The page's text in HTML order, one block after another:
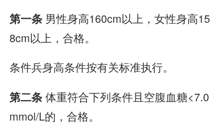
第一条 男性身高160cm以上，女性身高15
8cm以上，合格。
条件兵身高条件按有关标准执行。
第二条体重符合下列条件且空腹血糖<7.0
mmol/L的，合格。